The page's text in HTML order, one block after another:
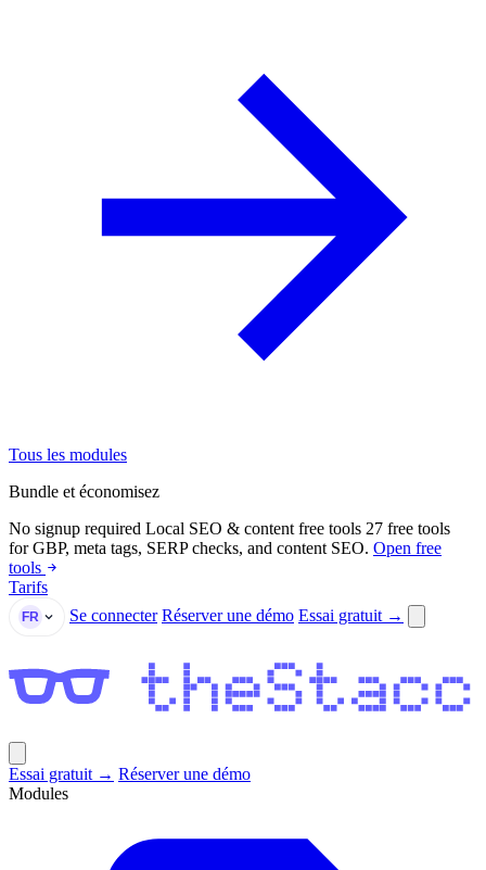
Tous les modules
Bundle et économisez
No signup required Local SEO & content free tools 27 free tools
for GBP, meta tags, SERP checks, and content SEO. Open free
tools
Tarifs
FR Se connecter Réserver une démo Essai gratuit →
Essai gratuit → Réserver une démo
Modules